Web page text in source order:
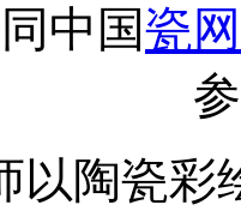
中国瓷网
陶瓷彩